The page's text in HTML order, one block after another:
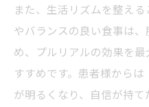
また、生活リズムを整え
やバランスの良い食事は
め、プルリアルの効果を
すすめです。患者様から
が明るくなり、自信が持